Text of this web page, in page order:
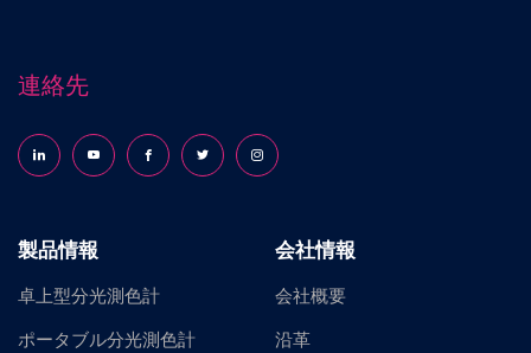
連絡先
Follow us on LinkedInFollow us on YouTubeFollow us on Facebook
Follow us on X (formerly Twitter)
Follow us on Instagram
製品情報
卓上型分光測色計
ポータブル分光測色計
会社情報
会社概要
沿革